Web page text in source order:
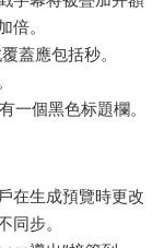
。
蓋應包括秒。
一個黑色标題欄。
在生成預覽時更改
步。